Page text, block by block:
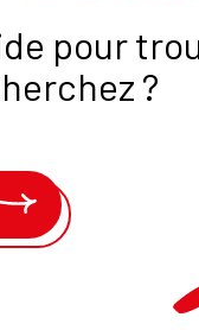
pour
?